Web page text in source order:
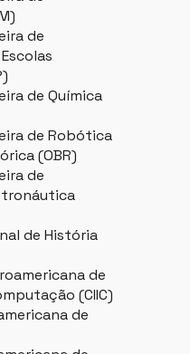
de
de Química
de Robótica
(OBR)
de
de História
de
(CIIC)
de